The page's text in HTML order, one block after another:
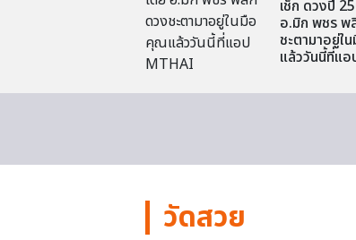
เช็ก ดวงปี
อ.มิก พชร พ
ชะตามาอยู่ใ
แล้ววันนี้ที่แ
วัดสวย